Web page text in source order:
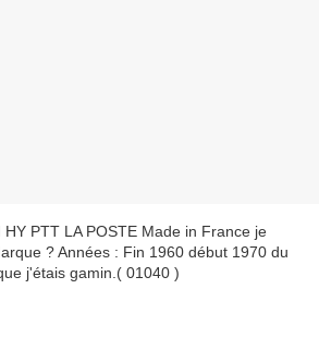
PTT LA POSTE Made in France je
? Années : Fin 1960 début 1970 du
j'étais gamin.( 01040 )